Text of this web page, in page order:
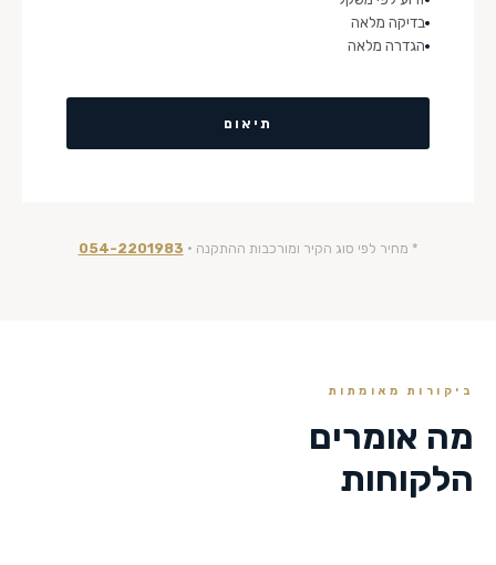
בדיקה מלאה
הגדרה מלאה
תיאום
* מחיר לפי סוג הקיר ומורכבות ההתקנה · 054-2201983
ביקורות מאומתות
מה אומרים
הלקוחות